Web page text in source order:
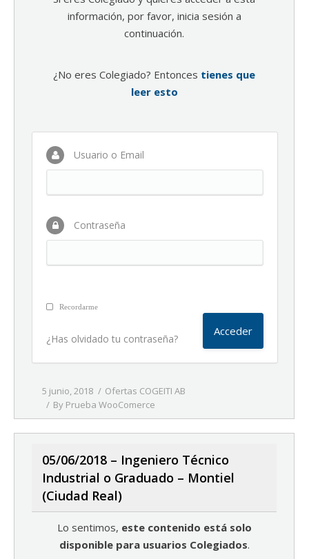
información, por favor, inicia sesión a
continuación.
¿No eres Colegiado? Entonces tienes que
leer esto
Usuario o Email
Contraseña
Recordarme
¿Has olvidado tu contraseña?
5 junio, 2018
Ofertas COGEITI AB
By Prueba WooComerce
05/06/2018 – Ingeniero Técnico
Industrial o Graduado – Montiel
(Ciudad Real)
Lo sentimos, este contenido está solo
disponible para usuarios Colegiados.